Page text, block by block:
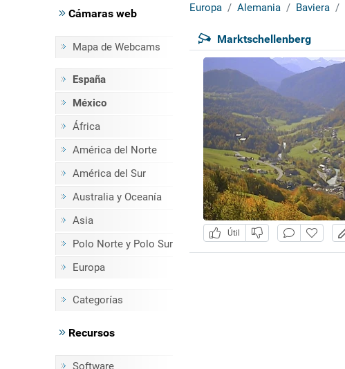
Cámaras web
Mapa de Webcams
España
México
África
América del Norte
América del Sur
Australia y Oceanía
Asia
Polo Norte y Polo Sur
Europa
Categorías
Recursos
Software
Europa Alemania Baviera
Marktschellenberg
Útil